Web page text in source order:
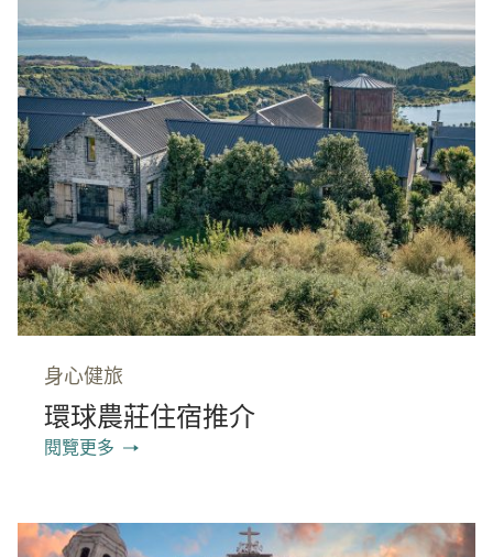
身心健旅
環球農莊住宿推介
閱覽更多